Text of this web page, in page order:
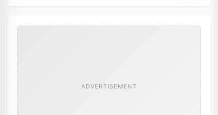
ADVERTISEMENT